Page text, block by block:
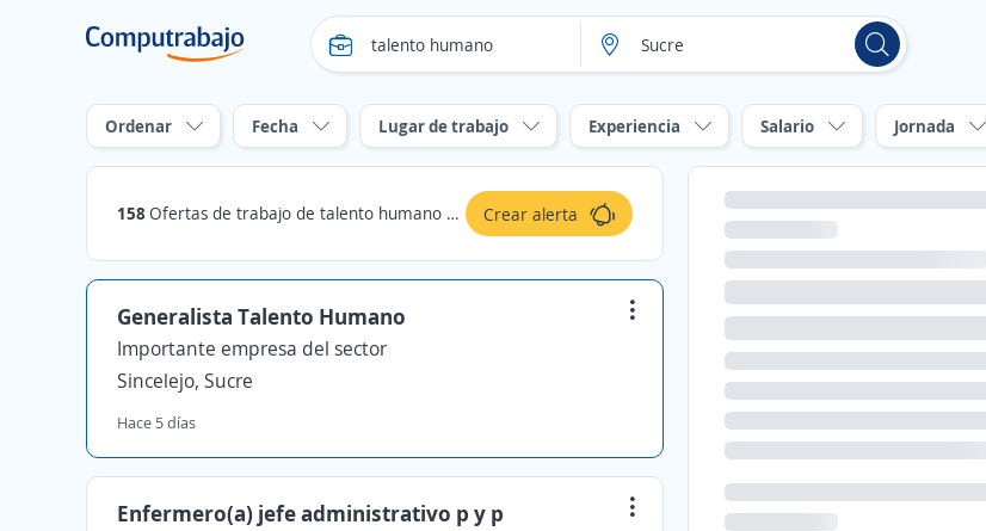
Ordenar Fecha Lugar de trabajo Experiencia Salario Jornada
158 Ofertas de trabajo de talento humano en Sucre Crear alerta
Generalista Talento Humano
Importante empresa del sector
Sincelejo, Sucre
Hace 5 días
Enfermero(a) jefe administrativo p y p